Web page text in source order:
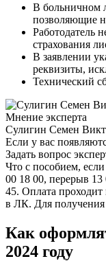
В больничном
позволяющие
Работодатель
страхования
В заявлении
реквизиты,
Технический
Мнение эксперта
Сулигин Семен
Если у вас
Задать вопрос
Что с пособием,
00 18 00, перерыв
45. Оплата проходит
в ЛК. Для получения
Как
2024 году